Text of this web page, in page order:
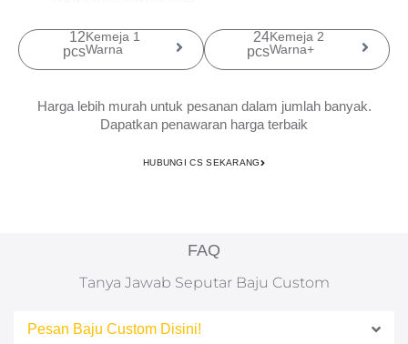
12
pcs
Kemeja 1
Warna
24
pcs
Kemeja 2
Warna+
Harga lebih murah untuk pesanan dalam jumlah banyak.
Dapatkan penawaran harga terbaik
HUBUNGI CS SEKARANG
FAQ
Tanya Jawab Seputar Baju Custom
Pesan Baju Custom Disini!​